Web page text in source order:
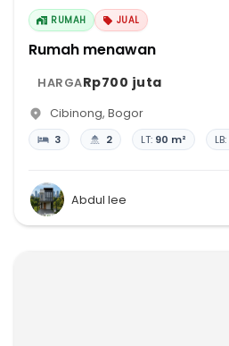
RUMAH JUAL
Rumah menawan
HARGARp700 juta
Cibinong, Bogor
3 2 LT: 90 m² LB:
Abdul lee